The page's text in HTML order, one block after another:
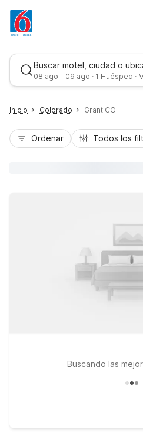
Buscar motel, ciudad o
08 ago - 09 ago · 1 Huésped ·
Inicio Colorado Grant CO
Ordenar Todos los
Buscando las